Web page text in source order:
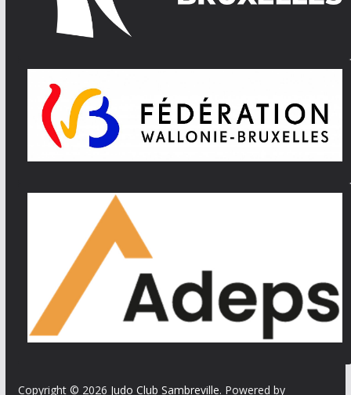
Copyright © 2026 Judo Club Sambreville. Powered by